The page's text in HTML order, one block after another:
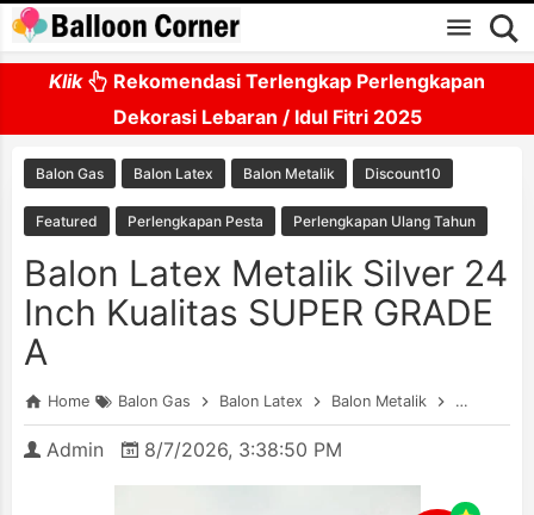
Skip to main content
Klik
Rekomendasi Terlengkap Perlengkapan
Dekorasi Lebaran / Idul Fitri 2025
Balon Gas Balon Latex Balon Metalik Discount10
Featured Perlengkapan Pesta Perlengkapan Ulang Tahun
Balon Latex Metalik Silver 24
Inch Kualitas SUPER GRADE
A
Home Balon Gas Balon Latex Balon Metalik Discount10
Admin 8/7/2026, 3:38:50 PM